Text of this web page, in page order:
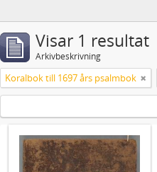
Visar 1 resultat
Arkivbeskrivning
Koralbok till 1697 års psalmbok